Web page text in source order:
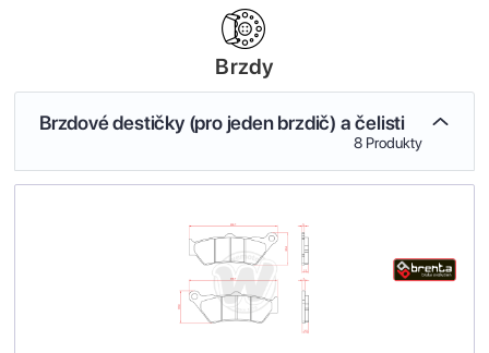
Brzdy
Brzdové destičky (pro jeden brzdič) a čelisti
8 Produkty